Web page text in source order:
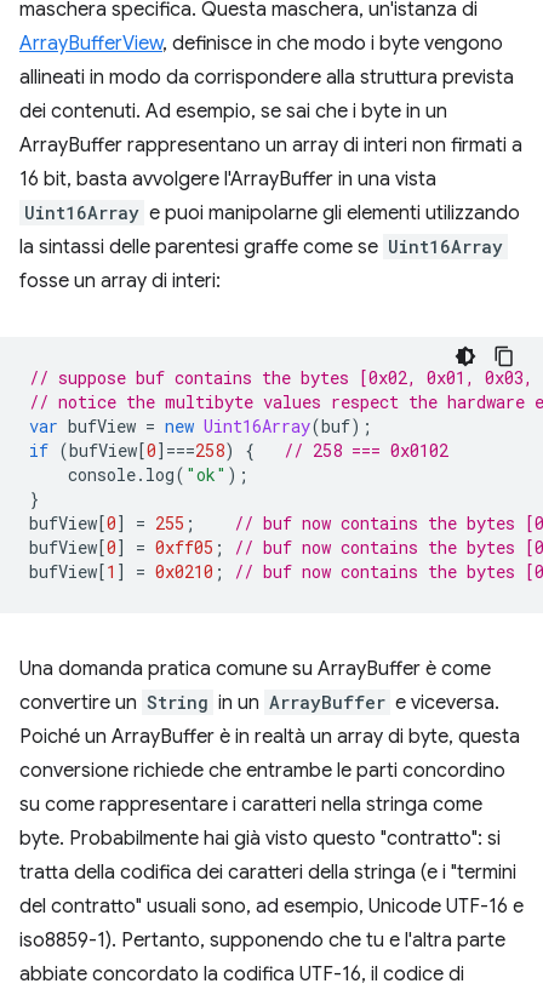
maschera specifica. Questa maschera, un'istanza di
ArrayBufferView, definisce in che modo i byte vengono
allineati in modo da corrispondere alla struttura prevista
dei contenuti. Ad esempio, se sai che i byte in un
ArrayBuffer rappresentano un array di interi non firmati a
16 bit, basta avvolgere l'ArrayBuffer in una vista
Uint16Array e puoi manipolarne gli elementi utilizzando
la sintassi delle parentesi graffe come se Uint16Array
fosse un array di interi:
// suppose buf contains the bytes [0x02, 0x01, 0x03,
// notice the multibyte values respect the
var bufView = new Uint16Array(buf);
if (bufView[0] ===258) {
// 258 === 0x0102
console. log( "ok" );
}
bufView[0] = 255 ;
// buf now contains the bytes
bufView[0] = 0xff05 ;
// buf now contains the bytes
bufView[1 ] = 0x0210 ; // buf now contains the bytes
Una domanda pratica comune su ArrayBuffer è come
convertire un String in un ArrayBuffer e viceversa.
Poiché un ArrayBuffer è in realtà un array di byte, questa
conversione richiede che entrambe le parti concordino
su come rappresentare i caratteri nella stringa come
byte. Probabilmente hai già visto questo "contratto": si
tratta della codifica dei caratteri della stringa (e i "termini
del contratto" usuali sono, ad esempio, Unicode UTF-16 e
iso8859-1). Pertanto, supponendo che tu e l'altra parte
abbiate concordato la codifica UTF-16, il codice di